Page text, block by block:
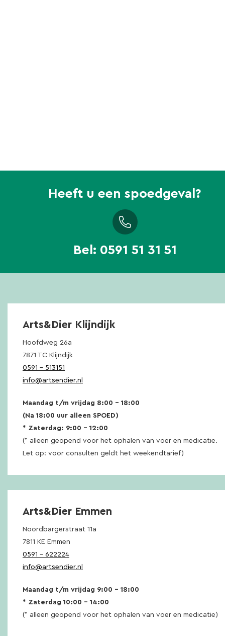
Heeft u een spoedgeval?
Bel: 0591 51 31 51
Arts&Dier Klijndijk
Hoofdweg 26a
7871 TC Klijndijk
0591 – 513151
info@artsendier.nl
Maandag t/m vrijdag 8:00 – 18:00
(Na 18:00 uur alleen SPOED)
* Zaterdag: 9:00 – 12:00
(* alleen geopend voor het ophalen van voer en medicatie.
Let op: voor consulten geldt het weekendtarief)
Arts&Dier Emmen
Noordbargerstraat 11a
7811 KE Emmen
0591 – 622224
info@artsendier.nl
Maandag t/m vrijdag 9:00 – 18:00
* Zaterdag 10:00 – 14:00
(* alleen geopend voor het ophalen van voer en medicatie)